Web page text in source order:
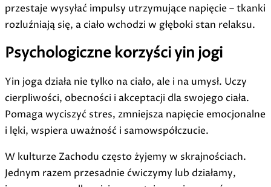
przestaje wysyłać impulsy utrzymujące napięcie – tkanki
rozluźniają się, a ciało wchodzi w głęboki stan relaksu.
Psychologiczne korzyści yin jogi
Yin joga działa nie tylko na ciało, ale i na umysł. Uczy
cierpliwości, obecności i akceptacji dla swojego ciała.
Pomaga wyciszyć stres, zmniejsza napięcie emocjonalne
i lęki, wspiera uważność i samowspółczucie.
W kulturze Zachodu często żyjemy w skrajnościach.
Jednym razem przesadnie ćwiczymy lub działamy,